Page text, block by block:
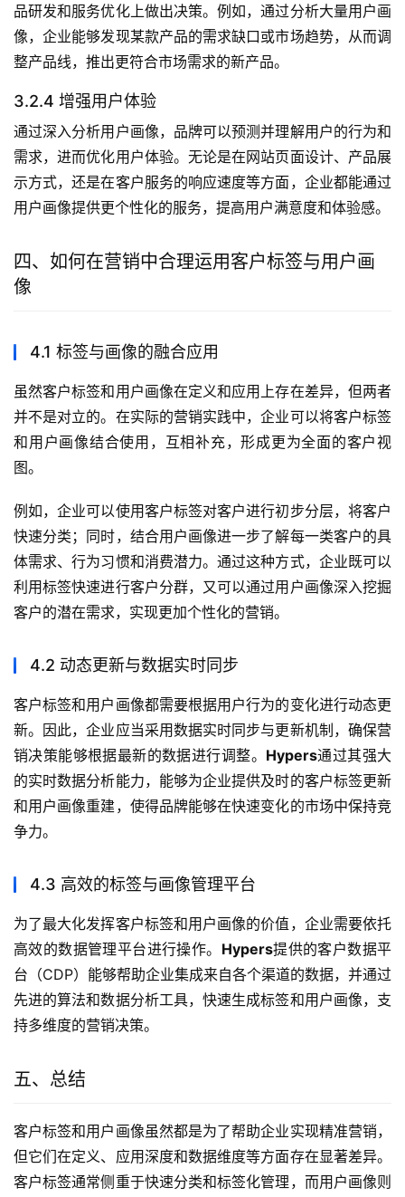
品研发和服务优化上做出决策。例如，通过分析大量用户画
像，企业能够发现某款产品的需求缺口或市场趋势，从而调
整产品线，推出更符合市场需求的新产品。
3.2.4 增强用户体验
通过深入分析用户画像，品牌可以预测并理解用户的行为和
需求，进而优化用户体验。无论是在网站页面设计、产品展
示方式，还是在客户服务的响应速度等方面，企业都能通过
用户画像提供更个性化的服务，提高用户满意度和体验感。
四、如何在营销中合理运用客户标签与用户画
像
4.1 标签与画像的融合应用
虽然客户标签和用户画像在定义和应用上存在差异，但两者
并不是对立的。在实际的营销实践中，企业可以将客户标签
和用户画像结合使用，互相补充，形成更为全面的客户视
图。
例如，企业可以使用客户标签对客户进行初步分层，将客户
快速分类；同时，结合用户画像进一步了解每一类客户的具
体需求、行为习惯和消费潜力。通过这种方式，企业既可以
利用标签快速进行客户分群，又可以通过用户画像深入挖掘
客户的潜在需求，实现更加个性化的营销。
4.2 动态更新与数据实时同步
客户标签和用户画像都需要根据用户行为的变化进行动态更
新。因此，企业应当采用数据实时同步与更新机制，确保营
销决策能够根据最新的数据进行调整。 Hypers通过其强大
的实时数据分析能力，能够为企业提供及时的客户标签更新
和用户画像重建，使得品牌能够在快速变化的市场中保持竞
争力。
4.3 高效的标签与画像管理平台
为了最大化发挥客户标签和用户画像的价值，企业需要依托
高效的数据管理平台进行操作。 Hypers提供的客户数据平
台（CDP）能够帮助企业集成来自各个渠道的数据，并通过
先进的算法和数据分析工具，快速生成标签和用户画像，支
持多维度的营销决策。
五、总结
客户标签和用户画像虽然都是为了帮助企业实现精准营销，
但它们在定义、应用深度和数据维度等方面存在显著差异。
客户标签通常侧重于快速分类和标签化管理，而用户画像则